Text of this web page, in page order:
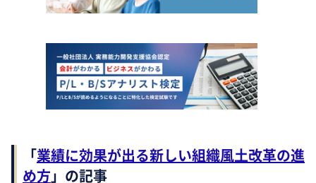
「業績に効果が出る新しい組織風土改革の進
め方」の記事